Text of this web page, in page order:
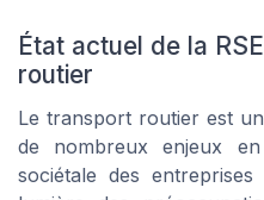
État actuel de la
routier
Le transport routier est
de nombreux enjeux
sociétale des